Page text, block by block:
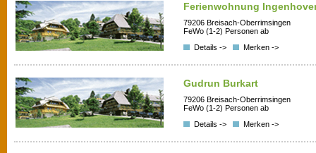
Ferienwohnung
79206 Breisach-Oberrimsingen
FeWo (1-2) Personen ab
Details ->
Merken ->
Gudrun Burkart
79206 Breisach-Oberrimsingen
FeWo (1-2) Personen ab
Details ->
Merken ->